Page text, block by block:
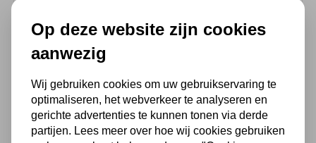
Ook handig
Enkele ladder SuperPRO met
uitgebogen bomen – 6
sporten
100,37
Op deze website zijn cookies
aanwezig
Wij gebruiken cookies om uw gebruikservaring te
optimaliseren, het webverkeer te analyseren en
gerichte advertenties te kunnen tonen via derde
partijen. Lees meer over hoe wij cookies gebruiken